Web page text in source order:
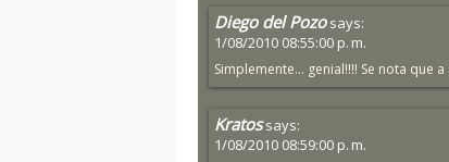
Diego del Pozo says:
1/08/2010 08:55:00 p. m.
Simplemente... genial!!!! Se nota que
Kratos says:
1/08/2010 08:59:00 p. m.